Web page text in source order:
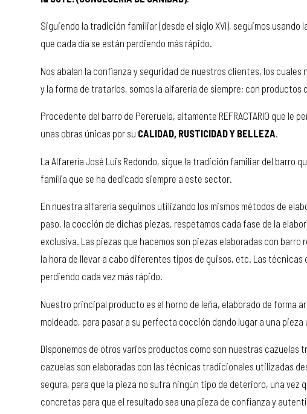
Siguiendo la tradición familiar (desde el siglo XVI), seguimos
que cada día se están perdiendo más rápido.
Nos abalan la confianza y seguridad de nuestros clientes, los
y la forma de tratarlos, somos la alfarería de siempre; con productos
Procedente del barro de Pereruela, altamente REFRACTARIO que
unas obras únicas por su CALIDAD, RUSTICIDAD Y BELLEZA.
La Alfarería José Luis Redondo, sigue la tradición familiar del barro
familia que se ha dedicado siempre a este sector.
En nuestra alfarería seguimos utilizando los mismos métodos de
paso, la cocción de dichas piezas, respetamos cada fase de la
exclusiva. Las piezas que hacemos son piezas elaboradas con
la hora de llevar a cabo diferentes tipos de guisos, etc. Las
perdiendo cada vez más rápido.
Nuestro principal producto es el horno de leña, elaborado de forma
moldeado, para pasar a su perfecta cocción dando lugar a una pieza
Disponemos de otros varios productos como son nuestras cazuelas
cazuelas son elaboradas con las técnicas tradicionales utilizadas
segura, para que la pieza no sufra ningún tipo de deterioro, una
concretas para que el resultado sea una pieza de confianza y